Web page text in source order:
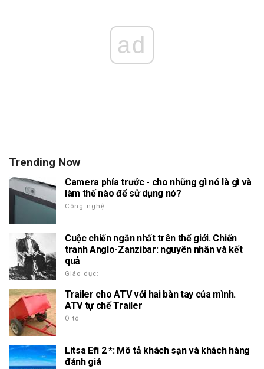
ad
Trending Now
Camera phía trước - cho những gì nó là gì và
làm thế nào để sử dụng nó?
Công nghệ
Cuộc chiến ngắn nhất trên thế giới. Chiến
tranh Anglo-Zanzibar: nguyên nhân và kết
quả
Giáo dục:
Trailer cho ATV với hai bàn tay của mình.
ATV tự chế Trailer
Ô tô
Litsa Efi 2 *: Mô tả khách sạn và khách hàng
đánh giá